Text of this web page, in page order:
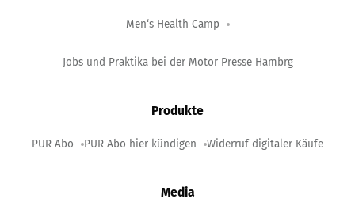
Men‘s Health Camp
Jobs und Praktika bei der Motor Presse Hambrg
Produkte
PUR Abo PUR Abo hier kündigen Widerruf digitaler Käufe
Media